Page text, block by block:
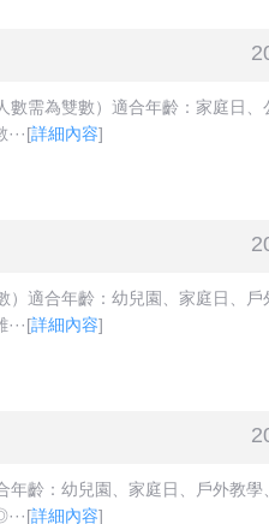
數需為雙數）適合年齡：家庭日
[詳細內容]
）適合年齡：幼兒園、家庭日、
[詳細內容]
年齡：幼兒園、家庭日、戶外教學
[詳細內容]